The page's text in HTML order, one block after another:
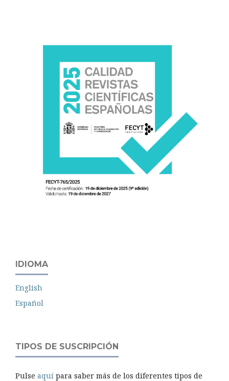
IDIOMA
English
Español
TIPOS DE SUSCRIPCIÓN
Pulse aquí para saber más de los diferentes tipos de